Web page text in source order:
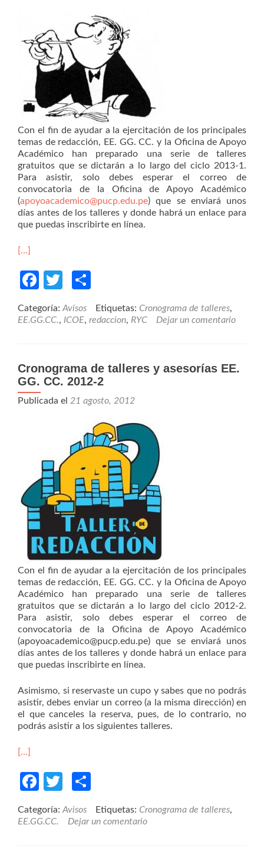
Con el fin de ayudar a la ejercitación de los principales
temas de redacción, EE. GG. CC. y la Oficina de Apoyo
Académico han preparado una serie de talleres
gratuitos que se dictarán a lo largo del ciclo 2013-1.
Para asistir, solo debes esperar el correo de
convocatoria de la Oficina de Apoyo Académico
(apoyoacademico@pucp.edu.pe) que se enviará unos
días antes de los talleres y donde habrá un enlace para
que puedas inscribirte en línea.
[…]
Facebook
Twitter
Categoría: Avisos Etiquetas: Cronograma de talleres,
EE.GG.CC., ICOE, redaccion, RYC Dejar un comentario
Cronograma de talleres y asesorías EE.
GG. CC. 2012-2
Publicada el 21 agosto, 2012
Con el fin de ayudar a la ejercitación de los principales
temas de redacción, EE. GG. CC. y la Oficina de Apoyo
Académico han preparado una serie de talleres
gratuitos que se dictarán a lo largo del ciclo 2012-2.
Para asistir, solo debes esperar el correo de
convocatoria de la Oficina de Apoyo Académico
(apoyoacademico@pucp.edu.pe) que se enviará unos
días antes de los talleres y donde habrá un enlace para
que puedas inscribirte en línea.
Asimismo, si reservaste un cupo y sabes que no podrás
asistir, debes enviar un correo (a la misma dirección) en
el que canceles la reserva, pues, de lo contrario, no
podrás asistir a los siguientes talleres.
[…]
Facebook
Twitter
Categoría: Avisos Etiquetas: Cronograma de talleres,
EE.GG.CC.
Dejar un comentario